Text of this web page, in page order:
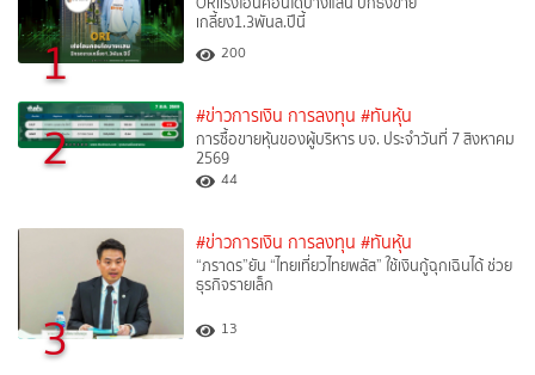
1
เกลี้ยง1.3พันล.ปีนี้
200
2 #ข่าวการเงิน การลงทุน #ทันหุ้น
การซื้อขายหุ้นของผู้บริหาร บจ. ประจำวันที่ 7 สิงหาคม
2569
44
3
#ข่าวการเงิน การลงทุน #ทันหุ้น
“ภราดร”ยัน “ไทยเที่ยวไทยพลัส” ใช้เงินกู้ฉุกเฉินได้ ช่วย
ธุรกิจรายเล็ก
13